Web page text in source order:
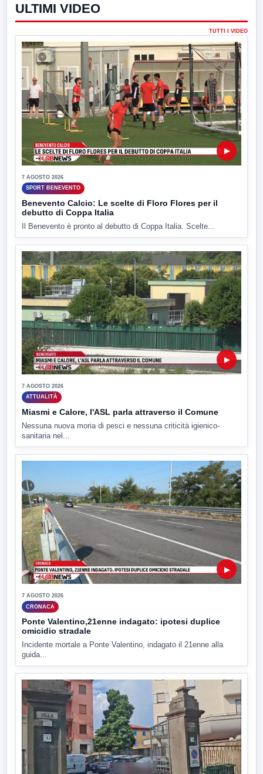
ULTIMI VIDEO
TUTTI I VIDEO
▶
7 AGOSTO 2026
SPORT BENEVENTO
Benevento Calcio: Le scelte di Floro Flores per il
debutto di Coppa Italia
Il Benevento è pronto al debutto di Coppa Italia. Scelte...
▶
7 AGOSTO 2026
ATTUALITÀ
Miasmi e Calore, l'ASL parla attraverso il Comune
Nessuna nuova moria di pesci e nessuna criticità igienico-
sanitaria nel...
▶
7 AGOSTO 2026
CRONACA
Ponte Valentino,21enne indagato: ipotesi duplice
omicidio stradale
Incidente mortale a Ponte Valentino, indagato il 21enne alla
guida...